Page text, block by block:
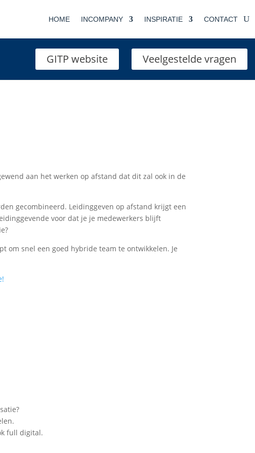
HOME INCOMPANY INSPIRATIE CONTACT
GITP website Veelgestelde vragen
aan het werken op afstand dat dit zal ook in de
gecombineerd. Leidinggeven op afstand krijgt een
voor dat je je medewerkers blijft
om snel een goed hybride team te ontwikkelen. Je
full digital.